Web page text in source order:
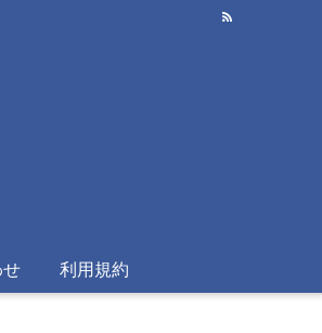
利用規約